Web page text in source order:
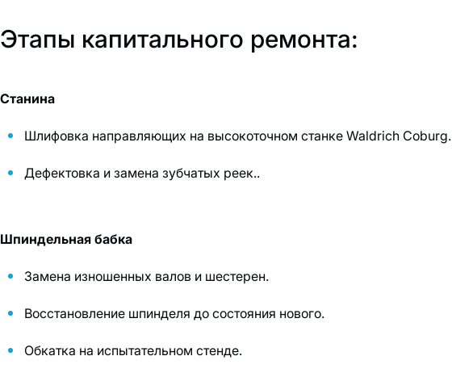
Этапы капитального ремонта:
Станина
Шлифовка направляющих на высокоточном станке Waldrich Coburg.
Дефектовка и замена зубчатых реек..
Шпиндельная бабка
Замена изношенных валов и шестерен.
Восстановление шпинделя до состояния нового.
Обкатка на испытательном стенде.